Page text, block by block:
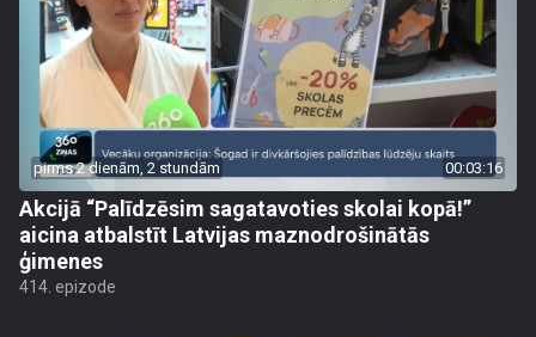
pirms 2 dienām, 2 stundām 00:03:16
Akcijā “Palīdzēsim sagatavoties skolai kopā!”
aicina atbalstīt Latvijas maznodrošinātās
ģimenes
414. epizode